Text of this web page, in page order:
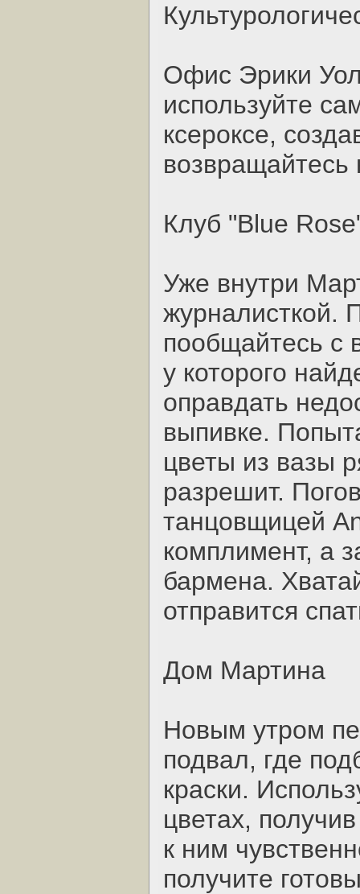
Офис Эрики
используйте
ксероксе,
возвращайтесь
Клуб "Blue
Уже внутри
журналисткой.
пообщайтесь с
у которого
оправдать
выпивке.
цветы из вазы
разрешит.
танцовщицей
комплимент, а
бармена.
отправится
Дом Мартина
Новым утром
подвал, где
краски.
цветах,
к ним
получите